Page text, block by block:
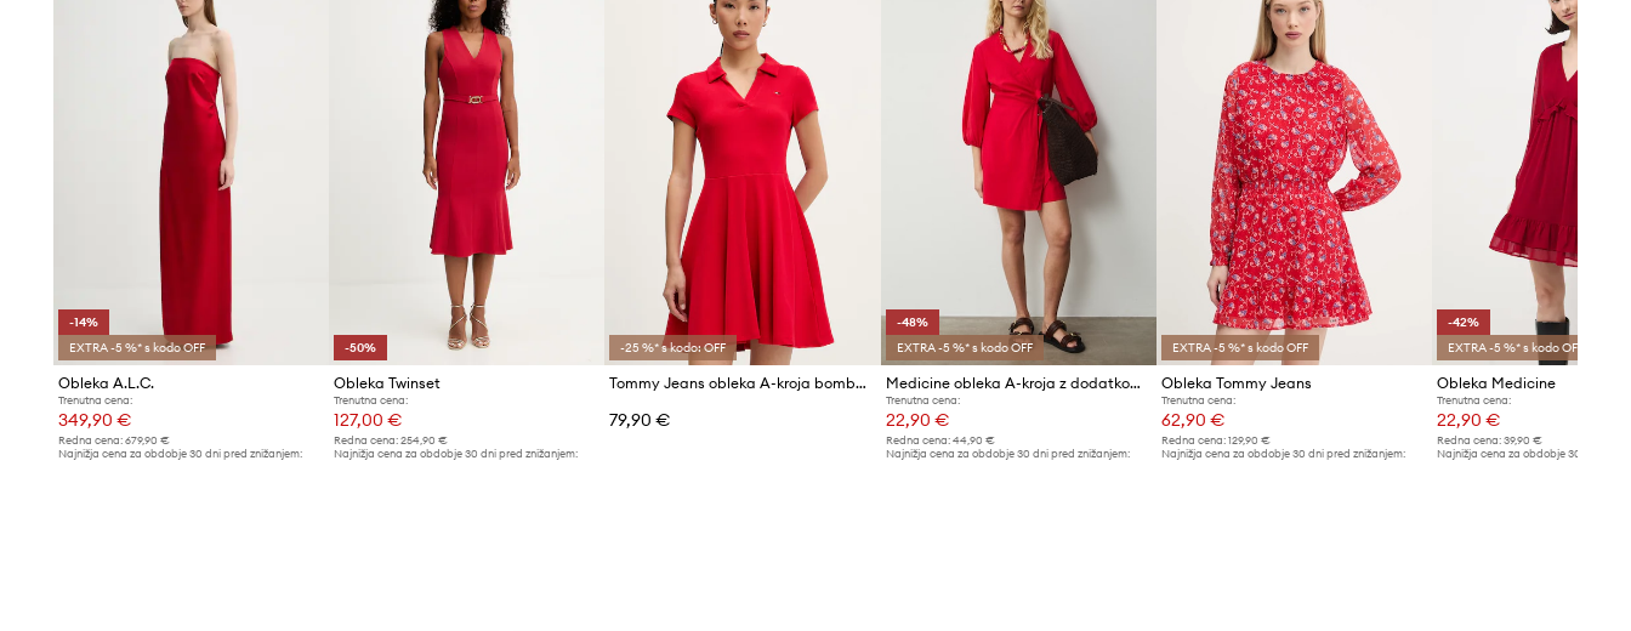
-14%
EXTRA -5 %* s kodo OFF
Obleka A.L.C.
Trenutna cena:
349,90 €
Redna cena: 679,90 €
Najnižja cena za obdobje 30 dni pred znižanjem:
-50%
Obleka Twinset
Trenutna cena:
127,00 €
Redna cena:254,90 €
Najnižja cena za obdobje 30 dni pred znižanjem:
-25 %* s kodo: OFF
Tommy Jeans obleka A-kroja bombažna z elastanom
79,90 €
-48%
EXTRA -5 %* s kodo OFF
Medicine obleka A-kroja z dodatkom lanu
Trenutna cena:
22,90 €
Redna cena: 44,90 €
Najnižja cena za obdobje 30 dni pred znižanjem:
EXTRA -5 %* s kodo OFF
Obleka Tommy Jeans
Trenutna cena:
62,90 €
Redna cena:129,90 €
Najnižja cena za obdobje 30 dni pred znižanjem:
-42%
EXTRA -5 %* s kodo OFF
Obleka Medicine
Trenutna cena:
22,90 €
Redna cena: 39,90 €
Najnižja cena za obdobje 30 dni pred